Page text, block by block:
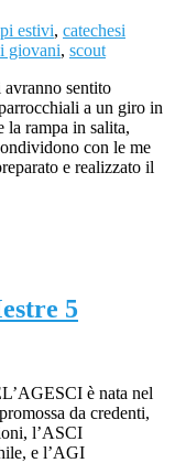
estivi, catechesi
giovani, scout
sentito
a un giro in
la rampa in salita,
con le me
e realizzato il
5
è nata nel
da credenti,
l’ASCI
e l’AGI